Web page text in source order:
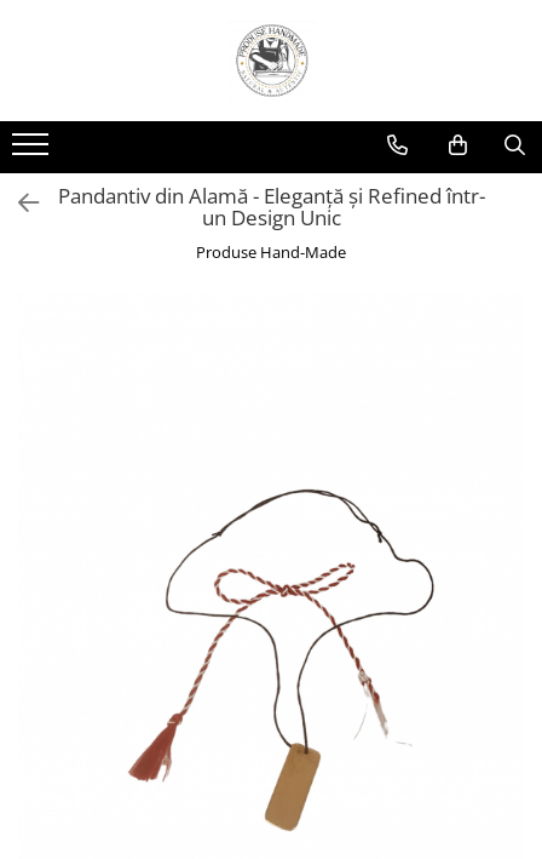
Pandantiv din Alamă - Eleganță și Refined într-
un Design Unic
Produse Hand-Made